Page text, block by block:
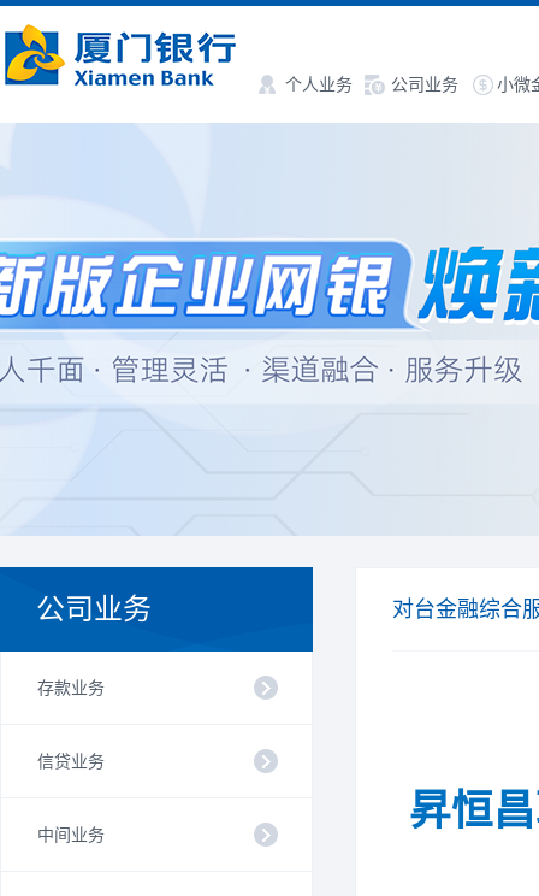
个人业务 公司业务 小微
公司业务
存款业务
信贷业务
中间业务
对台金融综合
昇恒